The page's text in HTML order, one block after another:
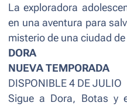
La exploradora
en una aventura para
misterio de una ciudad
DORA
NUEVA TEMPORADA
DISPONIBLE 4 DE JULIO
Sigue a Dora, Botas y